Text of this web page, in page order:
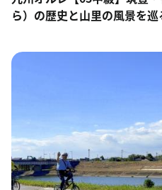
ら）の歴史と山里の風景を